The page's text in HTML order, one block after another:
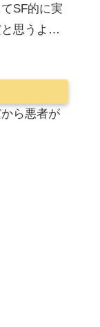
SF的に実
と思うよ…
ら悪者が